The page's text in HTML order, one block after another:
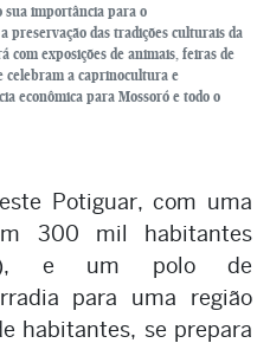
sua importância para o
preservação das tradições culturais da
com exposições de animais, feiras de
celebram a caprinocultura e
econômica para Mossoró e todo o
Potiguar, com uma
300 mil habitantes
e um polo de
para uma região
habitantes, se prepara